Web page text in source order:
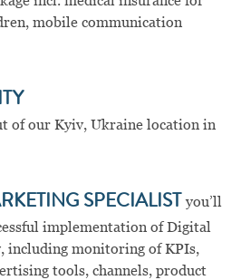
mobile communication
of our Kyiv, Ukraine location in
SPECIALISTyou’ll
implementation of Digital
including monitoring of KPIs,
tools, channels, product